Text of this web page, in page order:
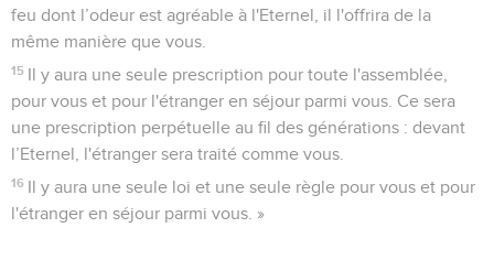
feu dont l’odeur est agréable à l'Eternel, il l'offrira de la
même manière que vous.
15 Il y aura une seule prescription pour toute l'assemblée,
pour vous et pour l'étranger en séjour parmi vous. Ce sera
une prescription perpétuelle au fil des générations : devant
l’Eternel, l'étranger sera traité comme vous.
16 Il y aura une seule loi et une seule règle pour vous et pour
l'étranger en séjour parmi vous. »